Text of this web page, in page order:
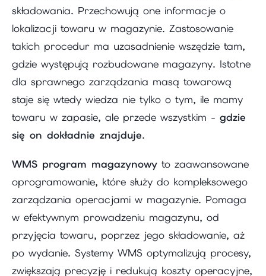
składowania. Przechowują one informacje o
lokalizacji towaru w magazynie. Zastosowanie
takich procedur ma uzasadnienie wszędzie tam,
gdzie występują rozbudowane magazyny. Istotne
dla sprawnego zarządzania masą towarową
staje się wtedy wiedza nie tylko o tym, ile mamy
towaru w zapasie, ale przede wszystkim - gdzie
się on dokładnie znajduje.
WMS program magazynowy to zaawansowane
oprogramowanie, które służy do kompleksowego
zarządzania operacjami w magazynie. Pomaga
w efektywnym prowadzeniu magazynu, od
przyjęcia towaru, poprzez jego składowanie, aż
po wydanie. Systemy WMS optymalizują procesy,
zwiększają precyzję i redukują koszty operacyjne,